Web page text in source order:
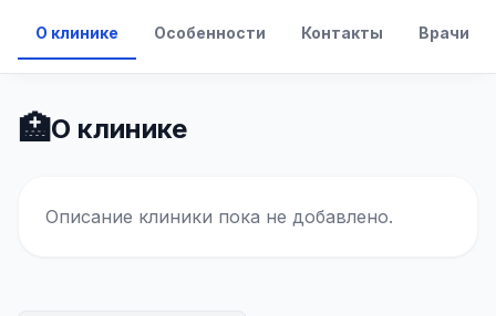
О клинике Особенности Контакты Врачи
🏥О клинике
Описание клиники пока не добавлено.